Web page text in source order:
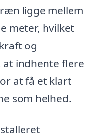
ligge mellem
meter, hvilket
og
at indhente flere
at få et klart
som helhed.